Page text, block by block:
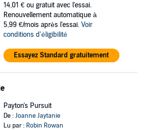
involve implanting genus canis
manipulating their genetic makeup, in
soldier.
14,01 € ou gratuit avec l'essai.
Renouvellement automatique à
5,99 €/mois après l'essai. Voir
conditions d'éligibilité
Essayez Standard gratuitement
Payton's Pursuit
De :Joanne Jaytanie
Lu par : Robin Rowan